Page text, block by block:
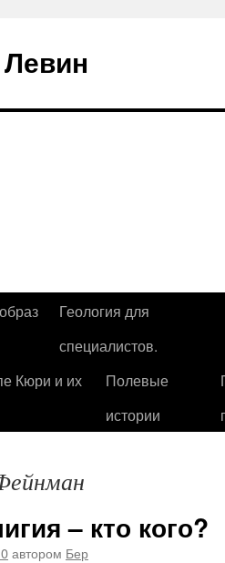
Геология для
специалистов.
Кюри и их
Полевые
истории
– кто кого?
автором Бер